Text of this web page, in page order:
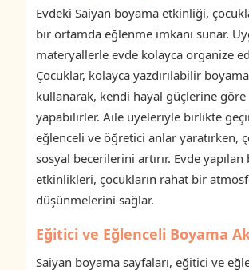
Evdeki Saiyan boyama etkinliği,
bir ortamda eğlenme imkanı sunar.
materyallerle evde kolayca organize
Çocuklar, kolayca yazdırılabilir boyama
kullanarak, kendi hayal güçlerine göre
yapabilirler. Aile üyeleriyle birlikte
eğlenceli ve öğretici anlar yaratırken,
sosyal becerilerini artırır. Evde
etkinlikleri, çocukların rahat bir
düşünmelerini sağlar.
Eğitici ve Eğlenceli Boyama
Saiyan boyama sayfaları, eğitici ve